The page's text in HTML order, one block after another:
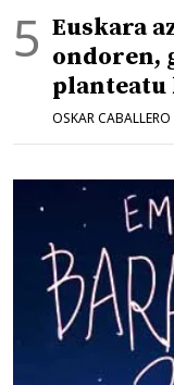
Euskara
ondoren,
planteatu
OSKAR CABALLERO